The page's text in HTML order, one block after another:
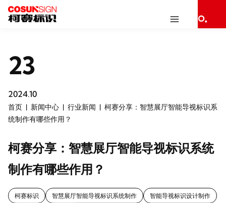
首页 新闻中心 行业新闻
柯赛分享：智慧展厅智能导视标识系
统制作有哪些作用？
柯赛分享：智慧展厅智能导视标识系统
制作有哪些作用？
柯赛标识 智慧展厅智能导视标识系统制作 智能导视标识设计制作
23
2024.10